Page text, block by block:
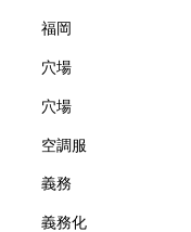
福岡
穴場
穴場
空調服
義務
義務化